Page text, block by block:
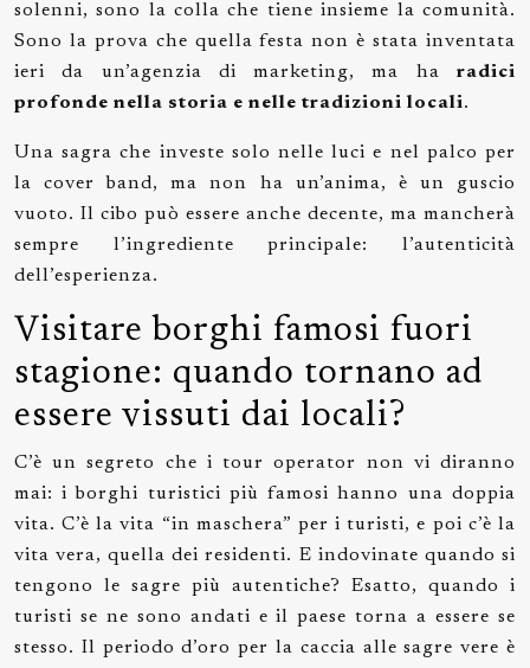
solenni, sono la colla che tiene insieme la comunità.
Sono la prova che quella festa non è stata inventata
ieri da un’agenzia di marketing, ma ha radici
profonde nella storia e nelle tradizioni locali.
Una sagra che investe solo nelle luci e nel palco per
la cover band, ma non ha un’anima, è un guscio
vuoto. Il cibo può essere anche decente, ma mancherà
sempre l’ingrediente principale: l’autenticità
dell’esperienza.
Visitare borghi famosi fuori
stagione: quando tornano ad
essere vissuti dai locali?
C’è un segreto che i tour operator non vi diranno
mai: i borghi turistici più famosi hanno una doppia
vita. C’è la vita “in maschera” per i turisti, e poi c’è la
vita vera, quella dei residenti. E indovinate quando si
tengono le sagre più autentiche? Esatto, quando i
turisti se ne sono andati e il paese torna a essere se
stesso. Il periodo d’oro per la caccia alle sagre vere è